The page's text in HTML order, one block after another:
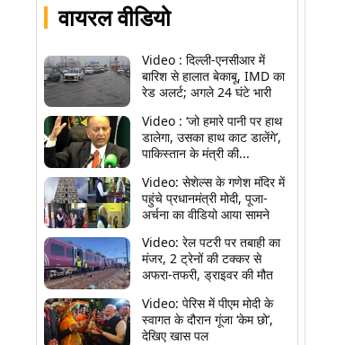
वायरल वीडियो
Video : दिल्ली-एनसीआर में
बारिश से हालात बेकाबू, IMD का
रेड अलर्ट; अगले 24 घंटे भारी
Video : ‘जो हमारे पानी पर हाथ
डालेगा, उसका हाथ काट डालेंगे’,
पाकिस्तान के मंत्री की...
Video: सेशेल्स के गणेश मंदिर में
पहुंचे प्रधानमंत्री मोदी, पूजा-
अर्चना का वीडियो आया सामने
Video: रेल पटरी पर तबाही का
मंजर, 2 ट्रेनों की टक्कर से
अफरा-तफरी, ड्राइवर की मौत
Video: पेरिस में पीएम मोदी के
स्वागत के दौरान गूंजा ‘केम छो’,
देखिए खास पल